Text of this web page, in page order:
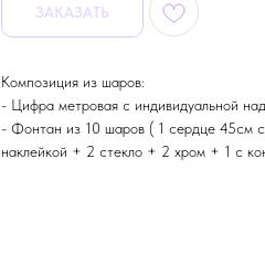
ЗАКАЗАТЬ
Композиция из шаров:
- Цифра метровая с индивидуальной
- Фонтан из 10 шаров ( 1 сердце 45см
наклейкой + 2 стекло + 2 хром + 1 с